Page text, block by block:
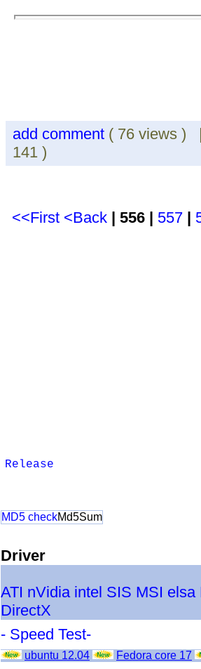
add comment ( 76 views
141 )
<<First <Back | 556 | 557|
Release
MD5 checkMd5Sum
Driver
ATI nVidia intel SIS MSI elsa
DirectX
- Speed Test-
ubuntu 12.04 Fedora core 17